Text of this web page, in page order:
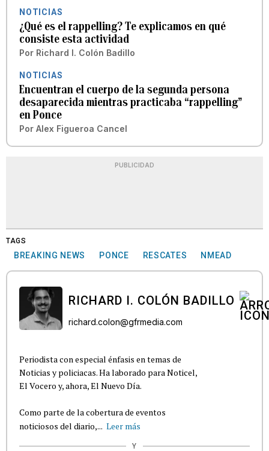
NOTICIAS
¿Qué es el rappelling? Te explicamos en qué
consiste esta actividad
Por Richard I. Colón Badillo
NOTICIAS
Encuentran el cuerpo de la segunda persona
desaparecida mientras practicaba “rappelling”
en Ponce
Por Alex Figueroa Cancel
PUBLICIDAD
TAGS
BREAKING NEWS PONCE RESCATES NMEAD
RICHARD I. COLÓN BADILLO
richard.colon@gfrmedia.com
Periodista con especial énfasis en temas de
Noticias y policiacas. Ha laborado para Noticel,
El Vocero y, ahora, El Nuevo Día.
Como parte de la cobertura de eventos
noticiosos del diario,... Leer más
Y